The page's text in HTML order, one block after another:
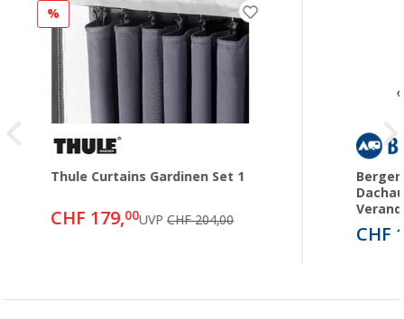
%
Thule Curtains Gardinen Set 1
CHF 179,00UVPCHF 204,00
CHF